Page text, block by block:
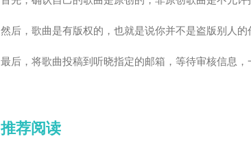
然后，歌曲是有版权的，也就是说你并不是盗版别人
最后，将歌曲投稿到听晓指定的邮箱，等待审核信息，
推荐阅读